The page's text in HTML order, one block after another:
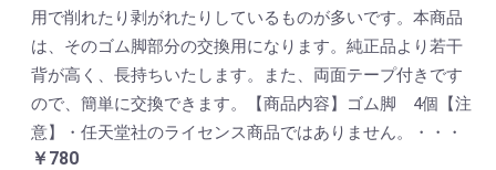
用で削れたり剥がれたりしているものが多いです。本商品
は、そのゴム脚部分の交換用になります。純正品より若干
背が高く、長持ちいたします。また、両面テープ付きです
ので、簡単に交換できます。【商品内容】ゴム脚 4個【注
意】・任天堂社のライセンス商品ではありません。・・・
￥780